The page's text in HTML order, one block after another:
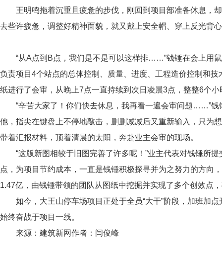
王明鸣拖着沉重且疲惫的步伐，刚回到项目部准备休息，
去些许疲惫，调整好精神面貌，就又戴上安全帽、穿上反光背
“从A点到 B点，我们是不是可以这样排……”钱锤在会上用
负责项目 4个站点的总体控制、质量、进度、工程造价控制和
纸进行了会审，从晚上7点一直持续到次日凌晨3点，整整6个小
“辛苦大家了！你们快去休息，我再看一遍会审问题……”
他，指尖在键盘上不停地敲击，删删减减后又重新输入，只为
带着汇报材料，顶着清晨的太阳，奔赴业主会审的现场。
“这版新图相较于旧图完善了许多呢！”业主代表对钱锤所
点，为项目节约成本，一直是钱锤积极探寻并为之努力的方向
1.47亿，由钱锤带领的团队从图纸中挖掘并实现了多个创效点
如今，大王山停车场项目正处于全员“大干”阶段，加班加
始终奋战于项目一线。
来源：建筑新网作者：闫俊峰